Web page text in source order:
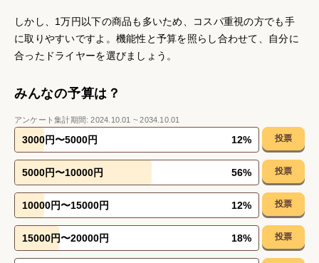
しかし、1万円以下の商品も多いため、コスパ重視の方でも手
に取りやすいですよ。機能性と予算を照らし合わせて、自分に
合ったドライヤーを選びましょう。
みんなの予算は？
アンケート集計期間:2024.10.01 ~2034.10.01
3000円〜5000円 12% 投票
5000円〜10000円 56% 投票
10000円〜15000円 12% 投票
15000円〜20000円 18% 投票